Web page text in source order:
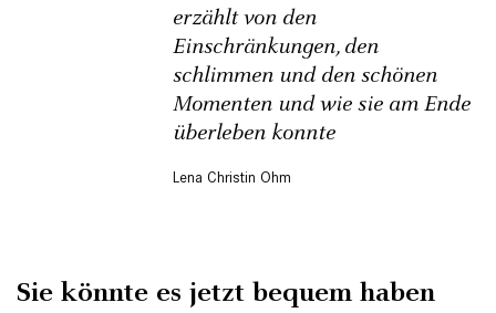
erzählt von den
Einschränkungen, den
schlimmen und den schönen
Momenten und wie sie am Ende
überleben konnte
Lena Christin Ohm
Sie könnte es jetzt bequem haben